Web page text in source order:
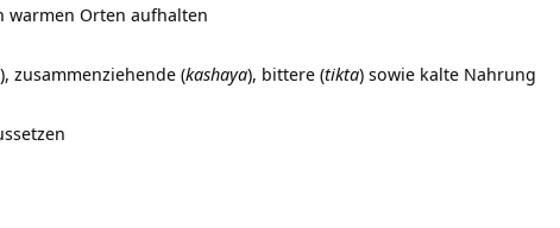
warmen Orten aufhalten
), zusammenziehende (kashaya), bittere (tikta) sowie kalte Nahrung